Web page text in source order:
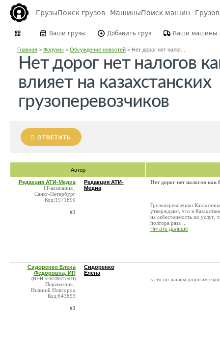
ГрузыПоиск грузов МашиныПоиск машин
Ваши грузы Добавить груз Ваши машины
Главная> Форумы> Обсуждение новостей> Нет дорог нет налог...
Нет дорог нет налогов
влияет на казахстанских
грузоперевозчиков
ОТВЕТИТЬ
Автор
Редакция АТИ-Медиа
IT-компания ,
Санкт-Петербург
Код:1971890
#1
Редакция АТИ-
Медиа
Нет дорог нет налогов как
Грузоперевозчики
утверждают, что в
на себестоимость их услуг,
полтора раза ...
Читать дальше
Сидоренко Елена
Федоровна, ИП
(ИНН:526209317504)
Перевозчик ,
Нижний Новгород
Код:643853
#2
Сидоренко
Елена
за то по нашим дорогам